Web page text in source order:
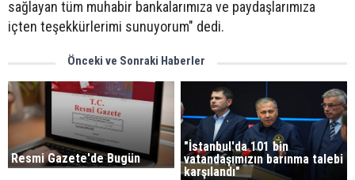
sağlayan tüm muhabir bankalarımıza ve paydaşlarımıza
içten teşekkürlerimi sunuyorum" dedi.
Önceki ve Sonraki Haberler
Resmi Gazete'de Bugün
"İstanbul'da 101 bin
vatandaşımızın barınma talebi
karşılandı"